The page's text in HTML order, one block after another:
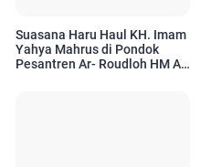
Suasana Haru Haul KH. Imam
Yahya Mahrus di Pondok
Pesantren Ar- Roudloh HM Al-